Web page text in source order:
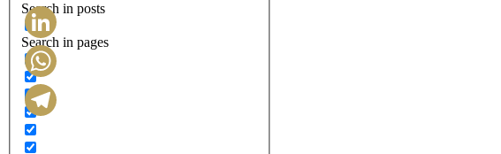
Search in posts
Search in pages
Pinterest
LinkedIn
WhatsApp
Telegram